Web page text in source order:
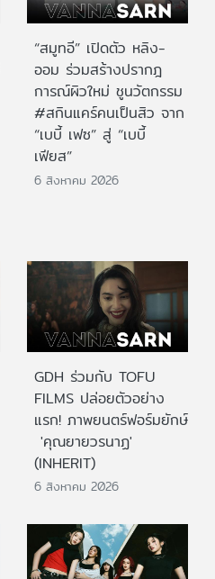
“สมูทอี” เปิดตัว หลิง-
ออม ร่วมสร้างปรากฎ
การณ์ผิวใหม่ ชูนวัตกรรม
#สกินแคร์คนเป็นสิว จาก
“เบบี้ เฟซ” สู่ “เบบี้
เฟียส”
6 สิงหาคม 2026
GDH ร่วมกับ TOFU
FILMS ปล่อยตัวอย่าง
แรก! ภาพยนตร์ฟอร์มยักษ์
'คุณยายวรนาฏ'
(INHERIT)
6 สิงหาคม 2026